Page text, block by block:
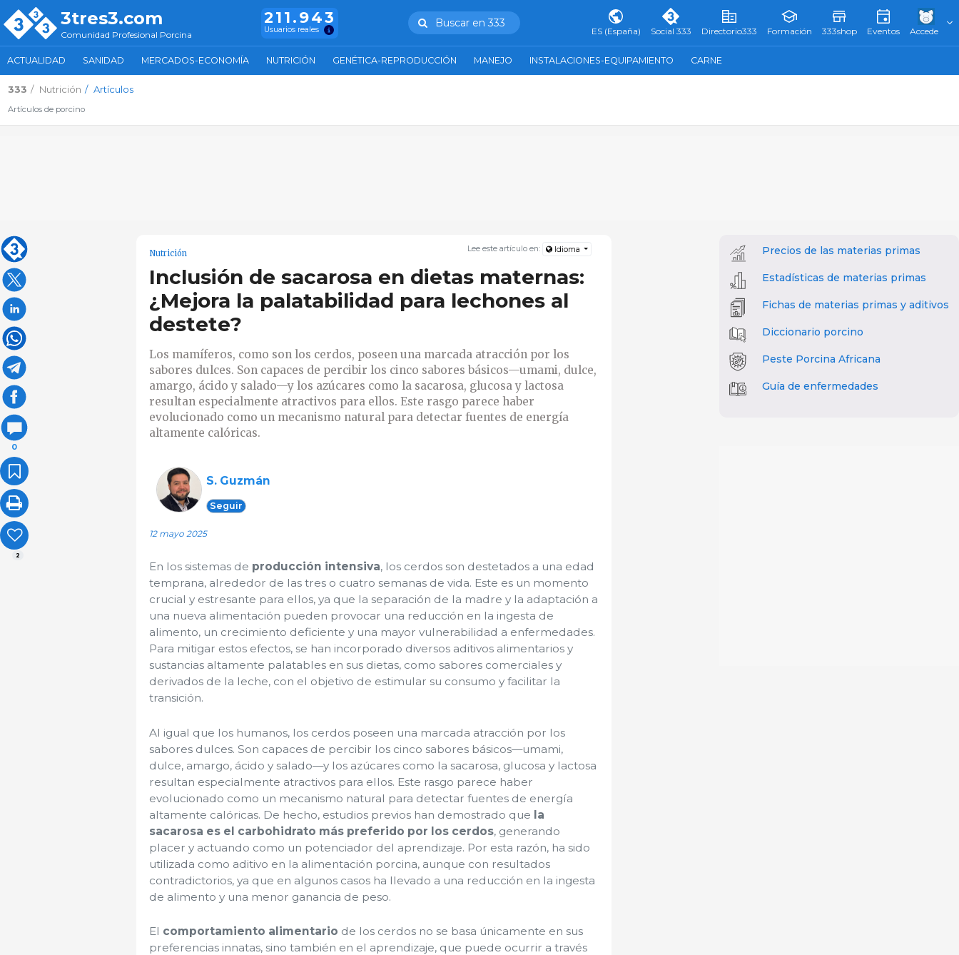
3tres3.com
Comunidad Profesional Porcina
211.943
Usuarios reales
Buscar en 333
ES (España) Social 333 Directorio333 Formación 333shop Eventos Accede
ACTUALIDAD SANIDAD MERCADOS-ECONOMÍA NUTRICIÓN GENÉTICA-REPRODUCCIÓN MANEJO INSTALACIONES-EQUIPAMIENTO CARNE
333 Nutrición Artículos
Artículos de porcino
0
2
Lee este artículo en: Idioma
Nutrición
Inclusión de sacarosa en dietas maternas:
¿Mejora la palatabilidad para lechones al
destete?
Los mamíferos, como son los cerdos, poseen una marcada atracción por los
sabores dulces. Son capaces de percibir los cinco sabores básicos—umami, dulce,
amargo, ácido y salado—y los azúcares como la sacarosa, glucosa y lactosa
resultan especialmente atractivos para ellos. Este rasgo parece haber
evolucionado como un mecanismo natural para detectar fuentes de energía
altamente calóricas.
S. Guzmán
Seguir
12 mayo 2025
En los sistemas de producción intensiva, los cerdos son destetados a una edad
temprana, alrededor de las tres o cuatro semanas de vida. Este es un momento
crucial y estresante para ellos, ya que la separación de la madre y la adaptación a
una nueva alimentación pueden provocar una reducción en la ingesta de
alimento, un crecimiento deficiente y una mayor vulnerabilidad a enfermedades.
Para mitigar estos efectos, se han incorporado diversos aditivos alimentarios y
sustancias altamente palatables en sus dietas, como sabores comerciales y
derivados de la leche, con el objetivo de estimular su consumo y facilitar la
transición.
Al igual que los humanos, los cerdos poseen una marcada atracción por los
sabores dulces. Son capaces de percibir los cinco sabores básicos—umami,
dulce, amargo, ácido y salado—y los azúcares como la sacarosa, glucosa y lactosa
resultan especialmente atractivos para ellos. Este rasgo parece haber
evolucionado como un mecanismo natural para detectar fuentes de energía
altamente calóricas. De hecho, estudios previos han demostrado que la
sacarosa es el carbohidrato más preferido por los cerdos, generando
placer y actuando como un potenciador del aprendizaje. Por esta razón, ha sido
utilizada como aditivo en la alimentación porcina, aunque con resultados
contradictorios, ya que en algunos casos ha llevado a una reducción en la ingesta
de alimento y una menor ganancia de peso.
El comportamiento alimentario de los cerdos no se basa únicamente en sus
preferencias innatas, sino también en el aprendizaje, que puede ocurrir a través
Precios de las materias primas
Estadísticas de materias primas
Fichas de materias primas y aditivos
Diccionario porcino
Peste Porcina Africana
Guía de enfermedades